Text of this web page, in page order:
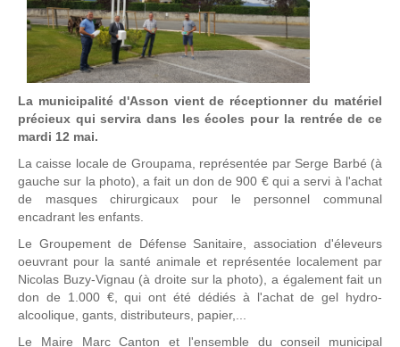
La municipalité d'Asson vient de réceptionner du matériel
précieux qui servira dans les écoles pour la rentrée de ce
mardi 12 mai.
La caisse locale de Groupama, représentée par Serge Barbé (à
gauche sur la photo), a fait un don de 900 € qui a servi à l'achat
de masques chirurgicaux pour le personnel communal
encadrant les enfants.
Le Groupement de Défense Sanitaire, association d'éleveurs
oeuvrant pour la santé animale et représentée localement par
Nicolas Buzy-Vignau (à droite sur la photo), a également fait un
don de 1.000 €, qui ont été dédiés à l'achat de gel hydro-
alcoolique, gants, distributeurs, papier,...
Le Maire Marc Canton et l'ensemble du conseil municipal